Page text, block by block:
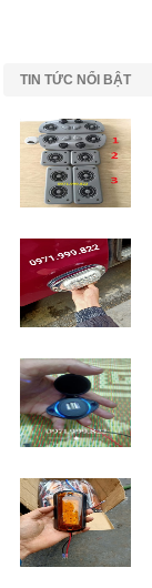
TIN TỨC NỔI BẬT